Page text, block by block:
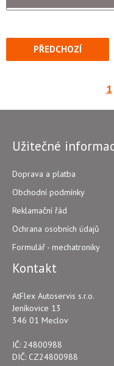
PŘEDCHOZÍ
1
Užitečné
Doprava a platba
Obchodní podmínky
Reklamační řád
Ochrana osobních údajů
Formulář - mechatroniky
Kontakt
AtFlex Autoservis s.r.o.
Jeníkovice 13
346 01 Meclov
IČ: 24800988
DIČ: CZ24800988